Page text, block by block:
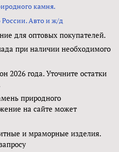
камня.
России. Авто и ж/д
для оптовых покупателей.
при наличии необходимого
2026 года. Уточните остатки
природного
на сайте может
и мраморные изделия.